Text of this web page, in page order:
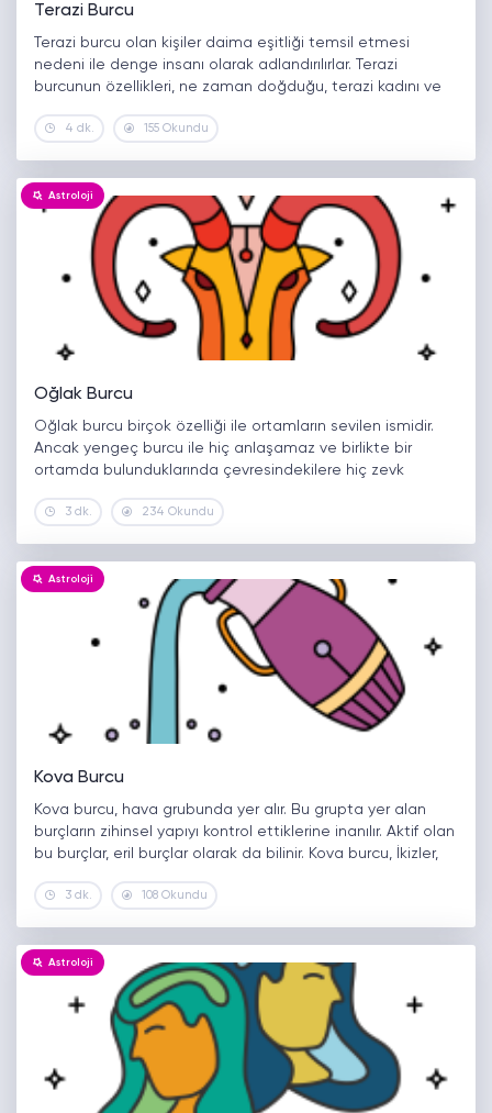
Terazi Burcu
Terazi burcu olan kişiler daima eşitliği temsil etmesi
nedeni ile denge insanı olarak adlandırılırlar. Terazi
burcunun özellikleri, ne zaman doğduğu, terazi kadını ve
merak edilen konular…
4 dk. 155 Okundu
Astroloji
Oğlak Burcu
Oğlak burcu birçok özelliği ile ortamların sevilen ismidir.
Ancak yengeç burcu ile hiç anlaşamaz ve birlikte bir
ortamda bulunduklarında çevresindekilere hiç zevk
nasıl tepkiler vereceği bilinmez. Oldukça sabırlı…
3 dk. 234 Okundu
Astroloji
Kova Burcu
Kova burcu, hava grubunda yer alır. Bu grupta yer alan
burçların zihinsel yapıyı kontrol ettiklerine inanılır. Aktif olan
bu burçlar, eril burçlar olarak da bilinir. Kova burcu, İkizler,
3 dk. 108 Okundu
Astroloji